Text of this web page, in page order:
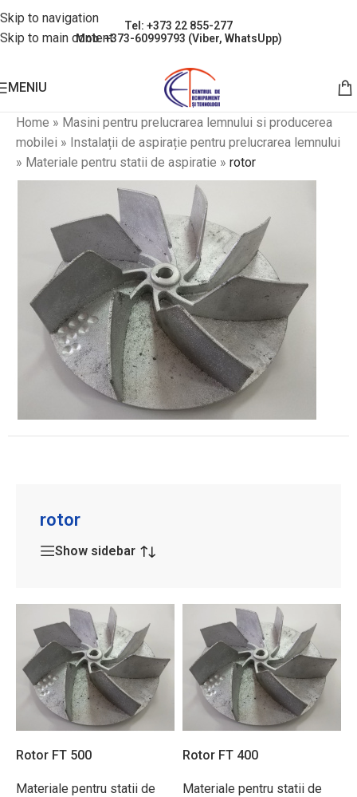
Skip to navigation
Skip to main content
Tel: +373 22 855-277
Mob: +373-60999793 (Viber, WhatsUpp)
MENIU
Home » Masini pentru prelucrarea lemnului si producerea
mobilei » Instalații de aspirație pentru prelucrarea lemnului
» Materiale pentru statii de aspiratie » rotor
rotor
Show sidebar
Rotor FT 500
Materiale pentru statii de
Rotor FT 400
Materiale pentru statii de